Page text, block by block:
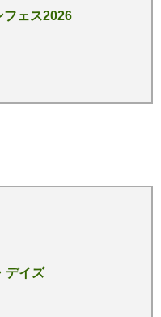
フェス2026
デイズ